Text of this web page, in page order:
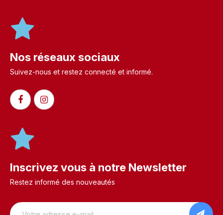
Nos réseaux sociaux
Suivez-nous et restez connecté et informé.​
Inscrivez vous à notre Newsletter
Restez informé des nouveautés